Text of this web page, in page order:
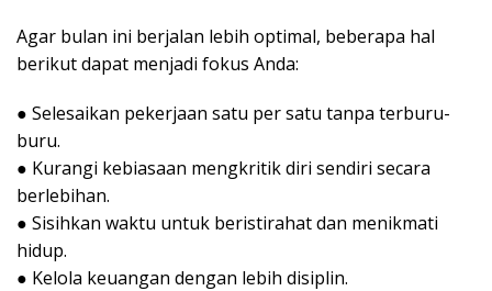
Agar bulan ini berjalan lebih optimal, beberapa hal
berikut dapat menjadi fokus Anda:
● Selesaikan pekerjaan satu per satu tanpa terburu-
buru.
● Kurangi kebiasaan mengkritik diri sendiri secara
berlebihan.
● Sisihkan waktu untuk beristirahat dan menikmati
hidup.
● Kelola keuangan dengan lebih disiplin.